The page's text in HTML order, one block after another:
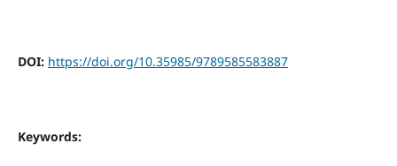
DOI: https://doi.org/10.35985/9789585583887
Keywords: